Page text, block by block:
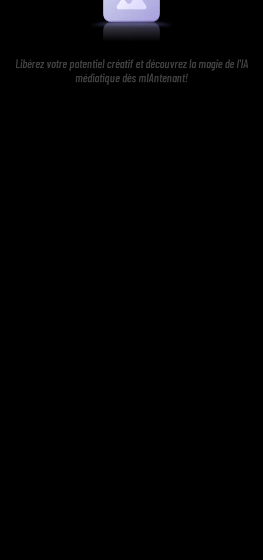
Libérez votre potentiel créatif et découvrez la magie de l'IA
médiatique dès mIAntenant!